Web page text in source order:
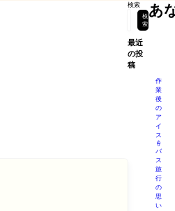
検索
検
索
最近
の投
稿
作
業
後
の
ア
イ
ス
🍦
バ
ス
旅
行
の
思
い
あ